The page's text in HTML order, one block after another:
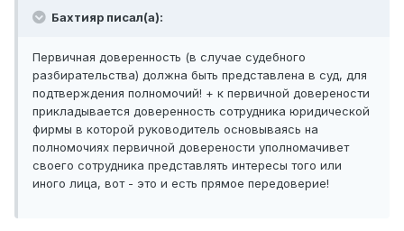
Бахтияр писал(а):
Первичная доверенность (в случае судебного
разбирательства) должна быть представлена в суд, для
подтверждения полномочий! + к первичной доверености
прикладывается доверенность сотрудника юридической
фирмы в которой руководитель основываясь на
полномочиях первичной доверености уполномачивет
своего сотрудника представлять интересы того или
иного лица, вот - это и есть прямое передоверие!